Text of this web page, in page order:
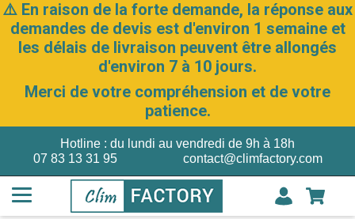
⚠️ En raison de la forte demande, la réponse aux
demandes de devis est d'environ 1 semaine et
les délais de livraison peuvent être allongés
d'environ 7 à 10 jours.
Merci de votre compréhension et de votre
patience.
07 83 13 31 95
Hotline : du lundi au vendredi de 9h à 18h
contact@climfactory.com